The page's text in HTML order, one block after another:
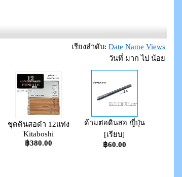
เรียงลำดับ: Date Name Views
วันที่ มาก ไป น้อย
ชุดดินสอดำ 12แท่ง
Kitaboshi
฿380.00
ด้ามต่อดินสอ ญี่ปุ่น
[เรียบ]
฿60.00